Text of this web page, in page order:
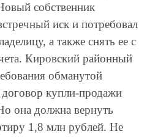
собственник
иск и потребовал
а также снять ее с
Кировский районный
обманутой
купли-продажи
она должна вернуть
1,8 млн рублей. Не